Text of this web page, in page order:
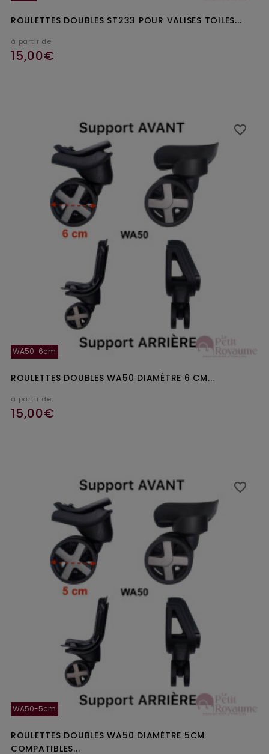
ROULETTES DOUBLES ST233 POUR VALISES TOILES...
à partir de
15,00€
WA50-6cm
ROULETTES DOUBLES WA50 DIAMÈTRE 6 CM...
à partir de
15,00€
favorite_border
favorite_border
WA50-5cm
ROULETTES DOUBLES WA50 DIAMÈTRE 5CM
COMPATIBLES...
favorite_border
favorite_border